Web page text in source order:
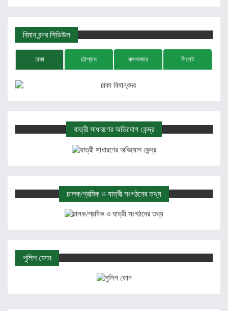
বিমান বন্দর সিডিউল
ঢাকা চট্টগ্রাম কক্সবাজার সিলেট
যাত্রী সাধারণের অভিযোগ কেন্দ্র
চালক/শ্রমিক ও যাত্রী সংগঠনের তথ্য
পুলিশ ফোন